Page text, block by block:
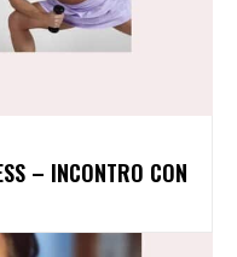
– INCONTRO CON